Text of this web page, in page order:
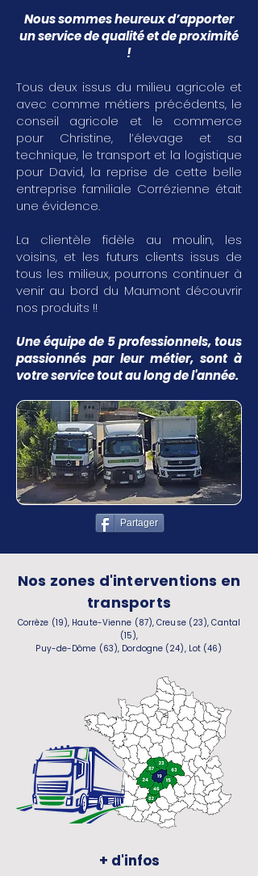
Nous sommes heureux d’apporter
un service de qualité et de proximité
!
Tous deux issus du milieu agricole et
avec comme métiers précédents, le
conseil agricole et le commerce
pour Christine, l’élevage et sa
technique, le transport et la logistique
pour David, la reprise de cette belle
entreprise familiale Corrézienne était
une évidence.
La clientèle fidèle au moulin, les
voisins, et les futurs clients issus de
tous les milieux, pourrons continuer à
venir au bord du Maumont découvrir
nos produits !!
Une équipe de 5 professionnels, tous
passionnés par leur métier, sont à
votre service tout au long de l'année.
Partager
Nos zones d'interventions en
transports
Corrèze (19), Haute-Vienne (87), Creuse (23), Cantal
(15),
Puy-de-Dôme (63), Dordogne (24), Lot (46)
+ d'infos